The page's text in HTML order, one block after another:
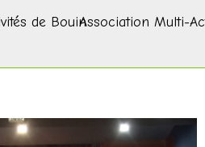
Association Multi-